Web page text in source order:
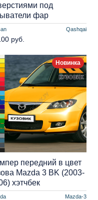
Qashqai
под
фар
руб.
Новинка
Mazda-3
передний в цвет
Mazda 3 BK (2003-
хэтчбек